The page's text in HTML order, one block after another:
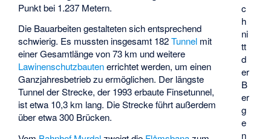
c
h
ni
tt
d
er
B
er
g
e
n
Punkt bei 1.237 Metern.
Die Bauarbeiten gestalteten sich entsprechend
schwierig. Es mussten insgesamt 182Tunnel mit
einer Gesamtlänge von 73 km und weitere
Lawinenschutzbautenerrichtet werden, um einen
Ganzjahresbetrieb zu ermöglichen. Der längste
Tunnel der Strecke, der 1993 erbaute Finsetunnel,
ist etwa 10,3 km lang. Die Strecke führt außerdem
über etwa 300 Brücken.